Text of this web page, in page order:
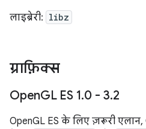
लाइब्रेरी: libz
ग्राफ़िक्स
OpenGL ES 1.0 - 3.2
OpenGL ES के लिए ज़रूरी एलान,